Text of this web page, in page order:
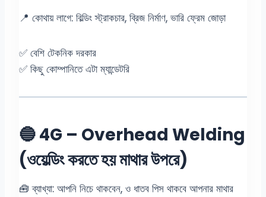
📍 কোথায় লাগে: বিল্ডিং স্ট্রাকচার, ব্রিজ নির্মাণ, ভারি ফ্রেম জোড়া
✅ বেশি টেকনিক দরকার
✅ কিছু কোম্পানিতে এটা ম্যান্ডেটরি
🔵 4G – Overhead Welding
(ওয়েল্ডিং করতে হয় মাথার উপরে)
🧰 ব্যাখ্যা: আপনি নিচে থাকবেন, ও ধাতব পিস থাকবে আপনার মাথার